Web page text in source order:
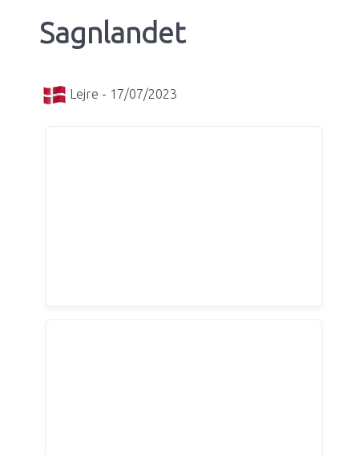
Sagnlandet
Lejre - 17/07/2023